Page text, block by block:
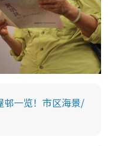
邨一览！市区海景/